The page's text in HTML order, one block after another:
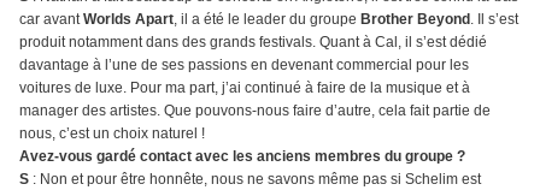
car avantWorlds Apart, il a été le leader du groupe Brother Beyond . Il s’est
produit notamment dans des grands festivals. Quant à Cal, il s’est dédié
davantage à l’une de ses passions en devenant commercial pour les
voitures de luxe. Pour ma part, j’ai continué à faire de la musique et à
manager des artistes. Que pouvons-nous faire d’autre, cela fait partie de
nous, c’est un choix naturel !
Avez-vous gardé contact avec les anciens membres du groupe ?
S : Non et pour être honnête, nous ne savons même pas si Schelim est